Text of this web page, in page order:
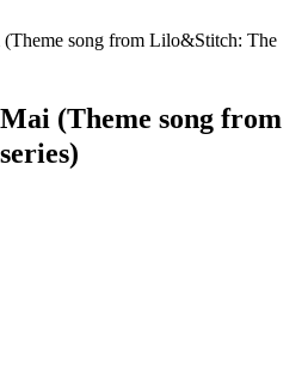
song from Lilo&Stitch: The
(Theme song from